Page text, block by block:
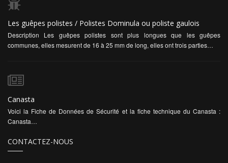
elles ont trois parties distinctes, la tête, le thorax et
l’abdomen. La caractéristique de sa tête…
Les guêpes polistes / Polistes Dominula ou poliste gaulois
Description Les guêpes polistes sont plus longues que les guêpes
communes, elles mesurent de 16 à 25 mm de long, elles ont trois parties…
Canasta
Voici la Fiche de Données de Sécurité et la fiche technique du Canasta :
Canasta…
CONTACTEZ-NOUS